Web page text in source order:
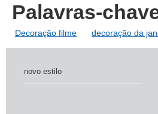
Palavras-
Decoração filme decoração da
novo estilo